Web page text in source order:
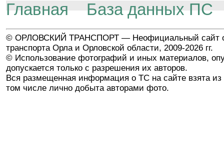
Главная База данных ПС
© ОРЛОВСКИЙ ТРАНСПОРТ — Неофициальный сайт
транспорта Орла и Орловской области, 2009-2026 гг.
© Использование фотографий и иных материалов,
допускается только с разрешения их авторов.
Вся размещенная информация о ТС на сайте взята из
том числе лично добыта авторами фото.